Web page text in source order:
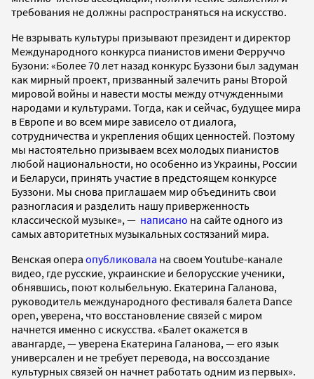
требования не должны распространяться на искусство.
Не взрывать культуры призывают президент и директор
Международного конкурса пианистов имени Ферруччо
Бузони: «Более 70 лет назад конкурс Буззони был задуман
как мирный проект, призванный залечить раны Второй
мировой войны и навести мосты между отчужденными
народами и культурами. Тогда, как и сейчас, будущее мира
в Европе и во всем мире зависело от диалога,
сотрудничества и укрепления общих ценностей. Поэтому
мы настоятельно призываем всех молодых пианистов
любой национальности, но особенно из Украины, России
и Беларуси, принять участие в предстоящем конкурсе
Буззони. Мы снова приглашаем мир объединить свои
разногласия и разделить нашу приверженность
классической музыке», — написано на сайте одного из
самых авторитетных музыкальных состязаний мира.
Венская опера опубликовала на своем Youtube-канале
видео, где русские, украинские и белорусские ученики,
обнявшись, поют колыбельную. Екатерина Галанова,
руководитель международного фестиваля балета Dance
open, уверена, что восстановление связей с миром
начнется именно с искусства. «Балет окажется в
авангарде, — уверена Екатерина Галанова, — его язык
универсален и не требует перевода, на воссоздание
культурных связей он начнет работать одним из первых».